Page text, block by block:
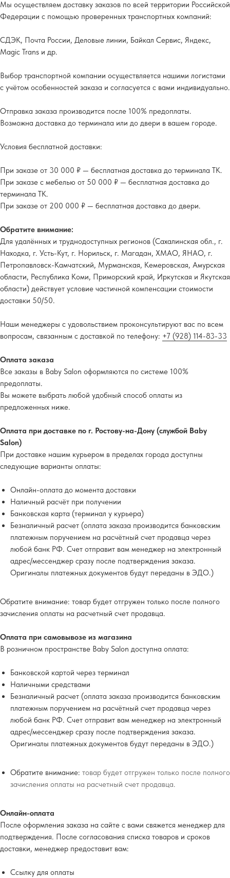
Мы осуществляем доставку заказов по всей территории Российской
Федерации с помощью проверенных транспортных компаний:
СДЭК, Почта России, Деловые линии, Байкал Сервис, Яндекс,
Magic Trans и др.
Выбор транспортной компании осуществляется нашими логистами
с учётом особенностей заказа и согласуется с вами индивидуально.
Отправка заказа производится после 100% предоплаты.
Возможна доставка до терминала или до двери в вашем городе.
Условия бесплатной доставки:
При заказе от 30 000 ₽ — бесплатная доставка до терминала ТК.
При заказе с мебелью от 50 000 ₽ — бесплатная доставка до
терминала ТК.
При заказе от 200 000 ₽ — бесплатная доставка до двери.
Обратите внимание:
Для удалённых и труднодоступных регионов (Сахалинская обл., г.
Находка, г. Усть-Кут, г. Норильск, г. Магадан, ХМАО, ЯНАО, г.
Петропавловск-Камчатский, Мурманская, Кемеровская, Амурская
области, Республика Коми, Приморский край, Иркутская и Якутская
области) действует условие частичной компенсации стоимости
доставки 50/50.
Наши менеджеры с удовольствием проконсультируют вас по всем
вопросам, связанным с доставкой по телефону: +7 (928) 114-83-33
Оплата заказа
Все заказы в Baby Salon оформляются по системе 100%
предоплаты.
Вы можете выбрать любой удобный способ оплаты из
предложенных ниже.
Оплата при доставке по г. Ростову-на-Дону (службой Baby
Salon)
При доставке нашим курьером в пределах города доступны
следующие варианты оплаты:
Онлайн-оплата до момента доставки
Наличный расчёт при получении
Банковская карта (терминал у курьера)
Безналичный расчет (оплата заказа производится банковским
платежным поручением на расчётный счет продавца через
любой банк РФ. Счет отправит вам менеджер на электронный
адрес/мессенджер сразу после подтверждения заказа.
Оригиналы платежных документов будут переданы в ЭДО.)
Обратите внимание: товар будет отгружен только после полного
зачисления оплаты на расчетный счет продавца.
Оплата при самовывозе из магазина
В розничном пространстве Baby Salon доступна оплата:
Банковской картой через терминал
Наличными средствами
Безналичный расчет (оплата заказа производится банковским
платежным поручением на расчётный счет продавца через
любой банк РФ. Счет отправит вам менеджер на электронный
адрес/мессенджер сразу после подтверждения заказа.
Оригиналы платежных документов будут переданы в ЭДО.)
Обратите внимание: товар будет отгружен только после полного
зачисления оплаты на расчетный счет продавца.
Онлайн-оплата
После оформления заказа на сайте с вами свяжется менеджер для
подтверждения. После согласования списка товаров и сроков
доставки, менеджер предоставит вам:
Ссылку для оплаты